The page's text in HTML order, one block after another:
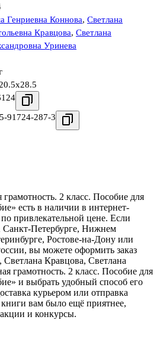
Генриевна Коннова, Светлана
Кравцова, Светлана
Уринева
91724-287-3
2 класс. Пособие для
есть в наличии в интернет-
привлекательной цене. Если
Санкт-Петербурге, Нижнем
Ростове-на-Дону или
вы можете оформить заказ
Кравцова, Светлана
грамотность. 2 класс. Пособие для
и выбрать удобный способ его
курьером или отправка
вам было ещё приятнее,
и конкурсы.